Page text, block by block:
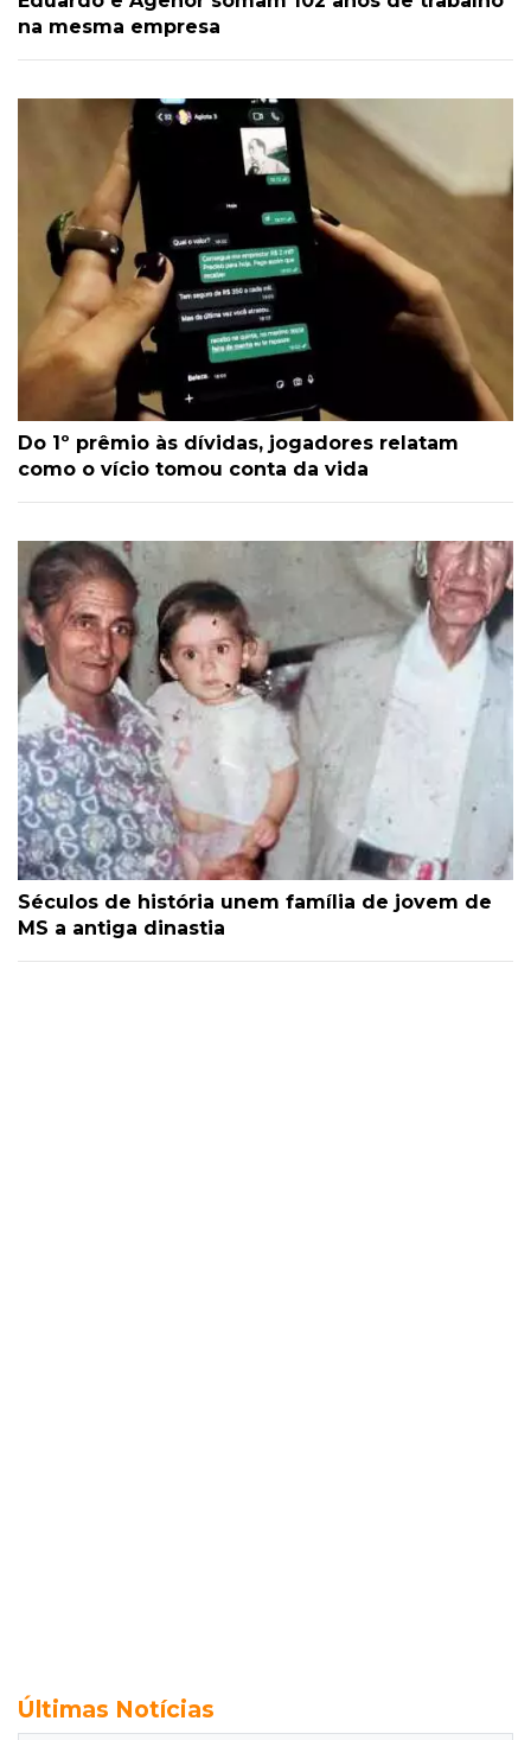
na mesma empresa
Do 1º prêmio às dívidas, jogadores relatam
como o vício tomou conta da vida
Séculos de história unem família de jovem de
MS a antiga dinastia
Últimas Notícias